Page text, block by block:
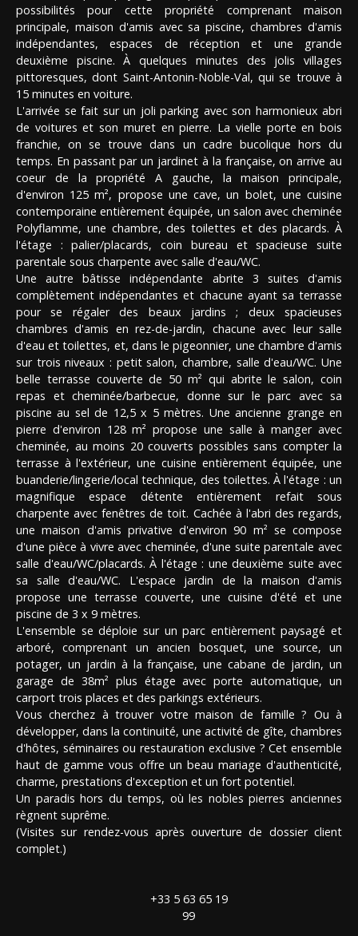
possibilités pour cette propriété comprenant maison
principale, maison d'amis avec sa piscine, chambres d'amis
indépendantes, espaces de réception et une grande
deuxième piscine. À quelques minutes des jolis villages
pittoresques, dont Saint-Antonin-Noble-Val, qui se trouve à
15 minutes en voiture.
L'arrivée se fait sur un joli parking avec son harmonieux abri
de voitures et son muret en pierre. La vielle porte en bois
franchie, on se trouve dans un cadre bucolique hors du
temps. En passant par un jardinet à la française, on arrive au
coeur de la propriété A gauche, la maison principale,
d'environ 125 m², propose une cave, un bolet, une cuisine
contemporaine entièrement équipée, un salon avec cheminée
Polyflamme, une chambre, des toilettes et des placards. À
l'étage : palier/placards, coin bureau et spacieuse suite
parentale sous charpente avec salle d'eau/WC.
Une autre bâtisse indépendante abrite 3 suites d'amis
complètement indépendantes et chacune ayant sa terrasse
pour se régaler des beaux jardins ; deux spacieuses
chambres d'amis en rez-de-jardin, chacune avec leur salle
d'eau et toilettes, et, dans le pigeonnier, une chambre d'amis
sur trois niveaux : petit salon, chambre, salle d'eau/WC. Une
belle terrasse couverte de 50 m² qui abrite le salon, coin
repas et cheminée/barbecue, donne sur le parc avec sa
piscine au sel de 12,5 x 5 mètres. Une ancienne grange en
pierre d'environ 128 m² propose une salle à manger avec
cheminée, au moins 20 couverts possibles sans compter la
terrasse à l'extérieur, une cuisine entièrement équipée, une
buanderie/lingerie/local technique, des toilettes. À l'étage : un
magnifique espace détente entièrement refait sous
charpente avec fenêtres de toit. Cachée à l'abri des regards,
une maison d'amis privative d'environ 90 m² se compose
d'une pièce à vivre avec cheminée, d'une suite parentale avec
salle d'eau/WC/placards. À l'étage : une deuxième suite avec
sa salle d'eau/WC. L'espace jardin de la maison d'amis
propose une terrasse couverte, une cuisine d'été et une
piscine de 3 x 9 mètres.
L'ensemble se déploie sur un parc entièrement paysagé et
arboré, comprenant un ancien bosquet, une source, un
potager, un jardin à la française, une cabane de jardin, un
garage de 38m² plus étage avec porte automatique, un
carport trois places et des parkings extérieurs.
Vous cherchez à trouver votre maison de famille ? Ou à
développer, dans la continuité, une activité de gîte, chambres
d'hôtes, séminaires ou restauration exclusive ? Cet ensemble
haut de gamme vous offre un beau mariage d'authenticité,
charme, prestations d'exception et un fort potentiel.
Un paradis hors du temps, où les nobles pierres anciennes
règnent suprême.
(Visites sur rendez-vous après ouverture de dossier client
complet.)
+33 5 63 65 19
99